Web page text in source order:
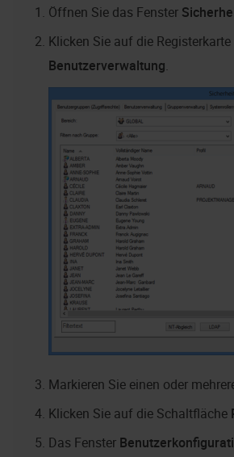
Öffnen Sie das Fenster
Klicken Sie auf die Registerkarte
Benutzerverwaltung.
Markieren Sie einen oder
Klicken Sie auf die Schaltfläche
Das Fenster